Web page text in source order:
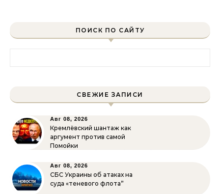
ПОИСК ПО САЙТУ
СВЕЖИЕ ЗАПИСИ
Авг 08, 2026
Кремлёвский шантаж как
аргумент против самой
Помойки
Авг 08, 2026
СБС Украины об атаках на
суда «теневого флота”